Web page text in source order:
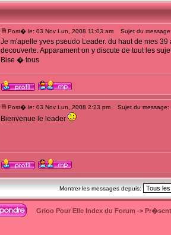
Post� le: 03 Nov Lun, 2008 11:03 am Sujet du
Je m'apelle yves pseudo Leader. du haut de mes
decouverte. Apparament on y discute de tout les
Bise � tous
Post� le: 03 Nov Lun, 2008 2:23 pm Sujet du message:
Bienvenue le leader
Montrer les messages depuis:
Grioo Pour Elle Index du Forum ->